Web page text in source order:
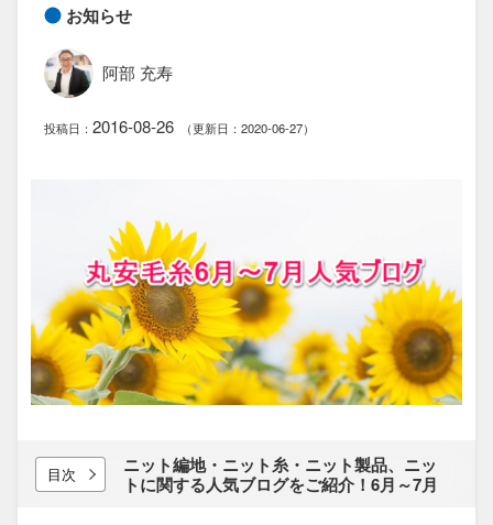
お知らせ
阿部 充寿
投稿日： 2016-08-26 （更新日：2020-06-27）
目次
ニット編地・ニット糸・ニット製品、​ニッ
トに​関する​人気​ブログを​ご紹介！​6月～7月